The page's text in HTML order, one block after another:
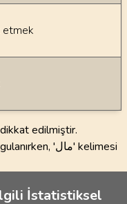
etmek
edilmiştir.
İstatistiksel